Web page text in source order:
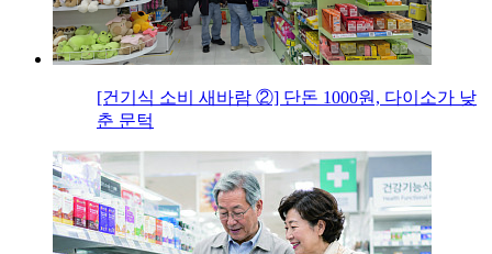
[건기식 소비 새바람 ②] 단돈 1000원, 다이소가 낮
춘 문턱